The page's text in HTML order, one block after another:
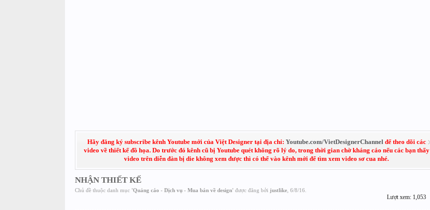
Hãy đăng ký subscribe kênh Youtube mới của Việt Designer tại địa chỉ: Youtube.com/VietDesignerChannelđể theo dõi các
video về thiết kế đồ họa. Do trước đó kênh cũ bị Youtube quét không rõ lý do, trong thời gian chờ kháng cáo nếu các bạn thấy
video trên diễn đàn bị die không xem được thì có thể vào kênh mới để tìm xem video sơ cua nhé.
NHẬN THIẾT KẾ
Chủ đề thuộc danh mục 'Quảng cáo - Dịch vụ - Mua bán về design' được đăng bởi justlike, 6/8/16
Lượt xem: 1,053